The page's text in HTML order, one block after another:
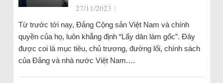
27/11/2023 |
Từ trước tới nay, Đảng Cộng sản Việt Nam và chính
quyền của họ, luôn khẳng định “Lấy dân làm gốc”. Đây
được coi là mục tiêu, chủ trương, đường lối, chính sách
của Đảng và nhà nước Việt Nam.…